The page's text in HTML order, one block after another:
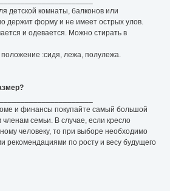
детской комнаты, балконов или
держит форму и не имеет острых улов.
и одевается. Можно стирать в
:сидя, лежа, полулежа.
и финансы покупайте самый большой
семьи. В случае, если кресло
человеку, то при выборе необходимо
рекомендациями по росту и весу будущего